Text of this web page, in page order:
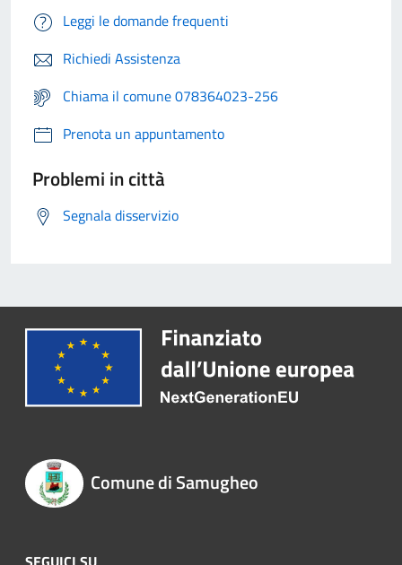
Leggi le domande frequenti
Richiedi Assistenza
Chiama il comune 078364023-256
Prenota un appuntamento
Problemi in città
Segnala disservizio
Comune di Samugheo